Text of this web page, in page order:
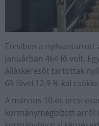
Ercsiben a nyilvántartott
januárban 464 fő volt.
álláskeresőt tartottak
69 fővel,12,9 %-kal
A március 10-ei, ercsi
kormánymegbízott arról